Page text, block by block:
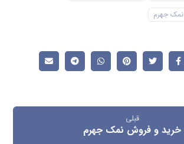
نمک جهرم
قبلی
خرید و فروش نمک جهرم